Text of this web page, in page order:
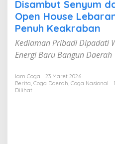
m
b
u
S
e
y
u
Disambut Senyum
Open House
Penuh Keakraban
Kediaman Pribadi Dipadati
Energi Baru Bangun Daerah
Iam Coga
23 Maret 2026
Berita Coga Daerah Coga Nasional
Dilihat